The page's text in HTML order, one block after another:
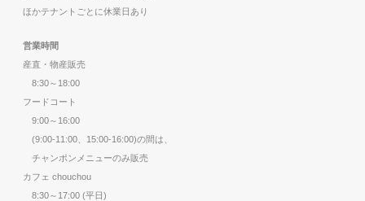
ほかテナントごとに休業日あり
営業時間
産直・物産販売
8:30～18:00
フードコート
9:00～16:00
(9:00-11:00、15:00-16:00)の間は、
チャンポンメニューのみ販売
カフェ chouchou
8:30～17:00 (平日)